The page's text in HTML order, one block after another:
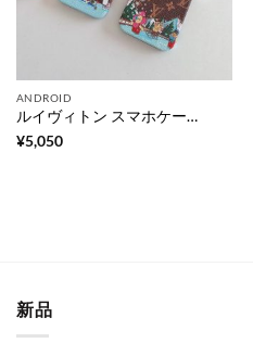
ANDROID
ルイヴィトン スマホケース galaxyケース ハイブランド galaxyS24 ケース かわいい iPhoneケース シンプル
¥5,050
新品